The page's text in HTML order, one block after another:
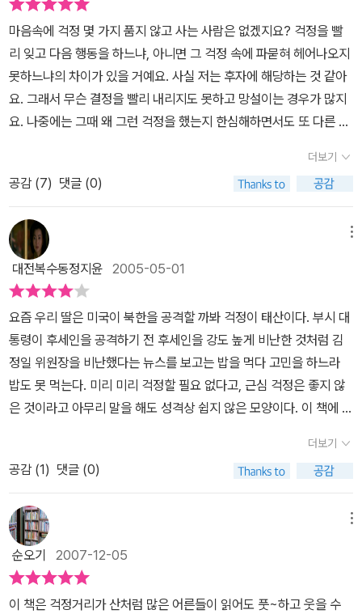
마음속에 걱정 몇 가지 품지 않고 사는 사람은 없겠지요? 걱정을 빨
리 잊고 다음 행동을 하느냐, 아니면 그 걱정 속에 파묻혀 헤어나오지
못하느냐의 차이가 있을 거예요. 사실 저는 후자에 해당하는 것 같아
요. 그래서 무슨 결정을 빨리 내리지도 못하고 망설이는 경우가 많지
요. 나중에는 그때 왜 그런 걱정을 했는지 한심해하면서도 또 다른 걱
소개합니다. 걱정이란 걱정은 다하는 생쥐 한 마리가 있었대요. 먹이
를 많이 못 모을까 봐 걱정, 잠잘 때 누군가 들어와 잡아 먹을까 봐 걱
정. 늘 걱정만 하는데 어느 날 정말 걱정거리가 생겼답니다. 이웃에 낯
선 들쥐 한 마리가 이사를 온 거예요. 왠지 위험해 보이는 그 들쥐 때
문에 생쥐는 아무것도 할 수 없습니다. 들쥐에 대해 연구하고 들쥐 꿈
에 시달리다 결국은 아무도 들어오지 못하게 문에 못질까지 하게 됩
니다.걱정에 걱정을 하던 생쥐는 병이 나 드러누워서도 여전히 들쥐
에 대한 걱정만 합니다. 그러던 어느 날 들쥐로부터 초대장이 왔어요.
초대를 거절하면 또 무슨 일이 날지 모른다는 걱정에 들쥐네 집으로
갑니다. 들쥐가 내온 케익을 보고도 독약이 들었으면 어쩌나 걱정이
끊이질 않습니다. 하지만 들쥐와 노래를 부르며 즐겁게 놀다 보니 걱
정 같은 건 싹 잊을 수 있었지요. 케익까지 먹고 집으로 돌아온 생쥐에
게 이젠 걱정 같은 건 없을 것 같지요? 하지만 이 생쥐 아직도 아주 아
주 조금은 걱정이 된답니다. 그럼 아직도 생쥐가 걱정에 싸여 문을 잠
니다. 들쥐가 이사 올 때 타고 온 오토바이를 같이 타고 신나하는 생쥐
를 볼 수 있거든요. 정말 다행스런 일이지요? 괜히 의심이나 하고, 하
지 않아도 되는 걱정에 싸여 인생을 허비할 뻔했잖아요.우리 하지 않
아도 되는 걱정은 하지 말고 살자구요.
더보기
공감 (7) 댓글 (0)
대전복수동정지윤 2005-05-01
요즘 우리 딸은 미국이 북한을 공격할 까봐 걱정이 태산이다. 부시 대
통령이 후세인을 공격하기 전 후세인을 강도 높게 비난한 것처럼 김
정일 위원장을 비난했다는 뉴스를 보고는 밥을 먹다 고민을 하느라
밥도 못 먹는다. 미리 미리 걱정할 필요 없다고, 근심 걱정은 좋지 않
은 것이라고 아무리 말을 해도 성격상 쉽지 않은 모양이다. 이 책에 나
보지 않고 미리 걱정하고 근심하고 생각의 생각이 꼬리를 물게 하는
것...정말 비능률적이라는 생각이 든다. 너! 겁먹지 말고 일어나 세상
앞에 서서 두려워 울지마.... 클릭비라는 그룹의 '백전무패'라는 노래!
내가 좋아하는 노래이다. 내게 주어진 일, 닥친 일은 담담하게 최대한
노력을 해서 해결하는 마음자세를 좀 가져야 할 것 같다.
더보기
공감 (1) 댓글 (0)
순오기 2007-12-05
이 책은 걱정거리가 산처럼 많은 어른들이 읽어도 풋~하고 웃을 수